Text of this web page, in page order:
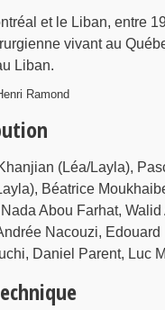
et le Liban, entre
vivant au
Liban.
Ramond
(Léa/Layla),
Béatrice
Abou Farhat,
Nacouzi,
Daniel Parent, Luc